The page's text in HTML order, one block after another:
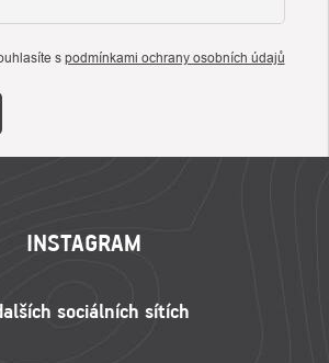
s podmínkami ochrany osobních údajů
INSTAGRAM